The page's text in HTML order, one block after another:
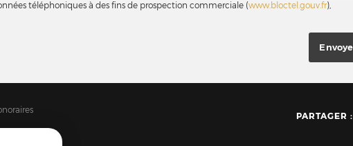
téléphoniques à des fins de prospection commerciale (www.bloctel.gouv.fr),
PARTAGER :